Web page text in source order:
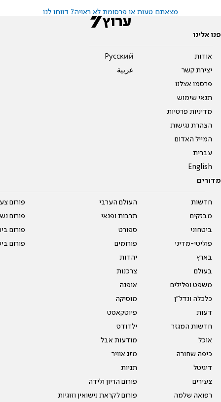
מצאתם טעות או פרסומת לא ראויה? דווחו לנו
פנו אלינו
אודות
יצירת קשר
פרסמו אצלנו
תנאי שימוש
מדיניות פרטיות
הצהרת נגישות
המייל האדום
עברית
English
Pусский
عربية
מדורים
חדשות
מבזקים
ביטחוני
פוליטי-מדיני
בארץ
בעולם
משפט ופלילים
כלכלה ונדל"ן
דעות
חדשות המגזר
אוכל
כיפה שחורה
דיגיטל
צעירים
רפואה שלמה
העולם הערבי
תרבות ופנאי
ספורט
פורומים
יהדות
צרכנות
אופנה
מוסיקה
פיוטקאסט
ילדודס
מודעות אבל
מזג אוויר
תגיות
פורום הריון ולידה
פורום לקראת נישואין וזוגיות
פורום
פורום
פורום
פורום